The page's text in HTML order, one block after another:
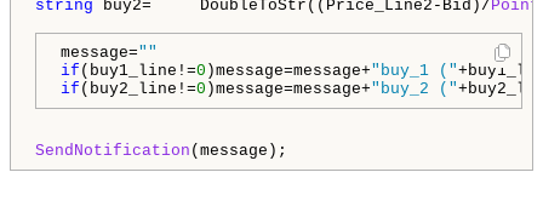
string buy2=     DoubleToStr((Price_Line2-Bid)/Point
message=""
if (buy1_line!=0 )message=message+"buy_1 ("
if (buy2_line!=0 )message=message+"buy_2 ("
SendNotification